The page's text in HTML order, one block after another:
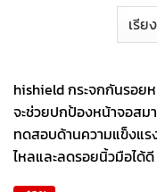
hishield กระจกกันรอย
จะช่วยปกป้องหน้าจอสม
ทดสอบด้านความแข็งแ
ไหลและลดรอยนิ้วมือได้ดี